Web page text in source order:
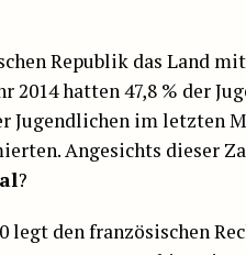
Republik das Land
2014 hatten 47,8 % der
Jugendlichen im letzten
Angesichts dieser
?
legt den französischen